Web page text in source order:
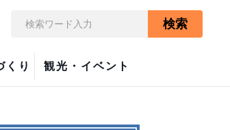
くり 観光・イベント
検索